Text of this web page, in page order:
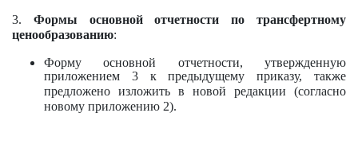
3. Формы основной отчетности по трансфертному
ценообразованию:
Форму основной отчетности, утвержденную
приложением 3 к предыдущему приказу, также
предложено изложить в новой редакции (согласно
новому приложению 2).